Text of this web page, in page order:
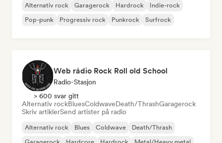
Alternativ rock Garagerock Hardrock
Indie-rock
Pop-punk
Progressiv rock Punkrock Surfrock
Web rádio Rock Roll old School
Radio-Stasjon
> 600 svar gitt
Alternativ rockBluesColdwaveDeath/ThrashGaragerock
Skriv artiklerSend artister på radio
Alternativ rock Blues Coldwave
Death/Thrash